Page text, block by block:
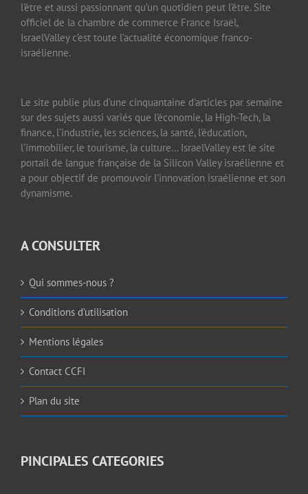
l’être et aussi passionnant qu’un quotidien peut l’être. Site
officiel de la chambre de commerce France Israël,
IsraelValley c’est toute l’actualité économique franco-
israélienne.
Le site publie plus d’une cinquantaine d’articles par semaine
sur des sujets aussi variés que l’économie, la High-Tech, la
finance, l’industrie, les sciences, la santé, l’éducation,
l’immobilier, le tourisme, la culture… IsraelValley est le site
portail de langue française de la Silicon Valley israélienne et
a pour objectif de promouvoir l’innovation israélienne et son
dynamisme.
A CONSULTER
Qui sommes-nous ?
Conditions d’utilisation
Mentions légales
Contact CCFI
Plan du site
PINCIPALES CATEGORIES